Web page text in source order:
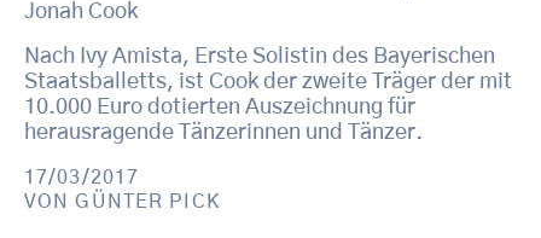
Jonah Cook
Nach Ivy Amista, Erste Solistin des Bayerischen
Staatsballetts, ist Cook der zweite Träger der mit
10.000 Euro dotierten Auszeichnung für
herausragende Tänzerinnen und Tänzer.
17/03/2017
VONGÜNTER PICK